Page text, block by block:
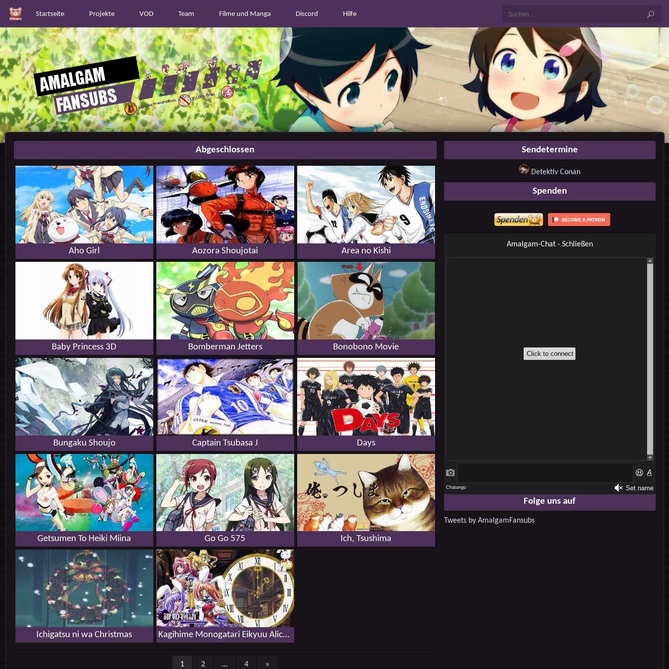
Startseite Projekte VOD Team Filme und Manga Discord Hilfe
Abgeschlossen
Aho Girl Aozora Shoujotai Area no Kishi
Baby Princess 3D Bomberman Jetters Bonobono Movie
Bungaku Shoujo Captain Tsubasa J Days
Getsumen To Heiki Miina Go Go 575 Ich, Tsushima
Ichigatsu ni wa Christmas Kagihime Monogatari Eikyuu Alice Rondo
1 2 … 4 »
Sendetermine
Detektiv Conan
Spenden
Amalgam-Chat - Schließen
Folge uns auf
Tweets by AmalgamFansubs